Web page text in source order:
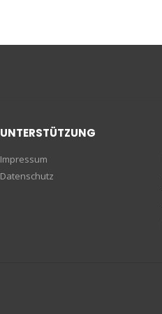
UNTERSTÜTZUNG
Impressum
Datenschutz